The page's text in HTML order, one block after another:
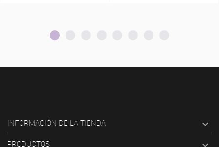
INFORMACIÓN DE LA TIENDA 
PRODUCTOS